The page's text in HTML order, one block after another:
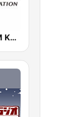
FM軽井沢 (FM KARUIZAWA)